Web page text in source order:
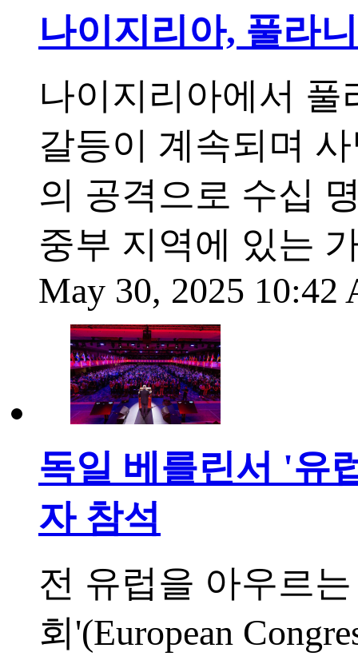
나이지리아, 풀라
나이지리아에서
갈등이 계속되며
의 공격으로 수십
중부 지역에 있는
May 30, 2025 10:42
독일 베를린서 '유
자 참석
전 유럽을 아우르
회'(European